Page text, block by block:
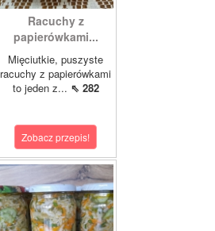
Racuchy z
papierówkami...
Mięciutkie, puszyste
racuchy z papierówkami
to jeden z... ⇖ 282
Zobacz przepis!